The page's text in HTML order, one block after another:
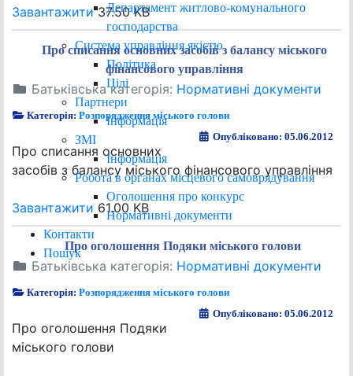
Департамент житлово-комунального
господарства
Система управління якістю
Політика
Цілі
Партнери
Інформація
ЗМІ
Інформація
Робота в органах місцевого самоврядування
Оголошення про конкурс
Нормативні документи
Контакти
Пошук
Завантажити37.50 KB
Про списання основних засобів з балансу міського
фінансового управління
Батьківська категорія: Нормативні документи
Категорія:Розпорядження міського голови
Опубліковано: 05.06.2012
Про списання основних
засобів з балансу міського фінансового управління
Завантажити 61.00 KB
Про оголошення Подяки міського голови
Батьківська категорія: Нормативні документи
Категорія:Розпорядження міського голови
Опубліковано: 05.06.2012
Про оголошення Подяки
міського голови